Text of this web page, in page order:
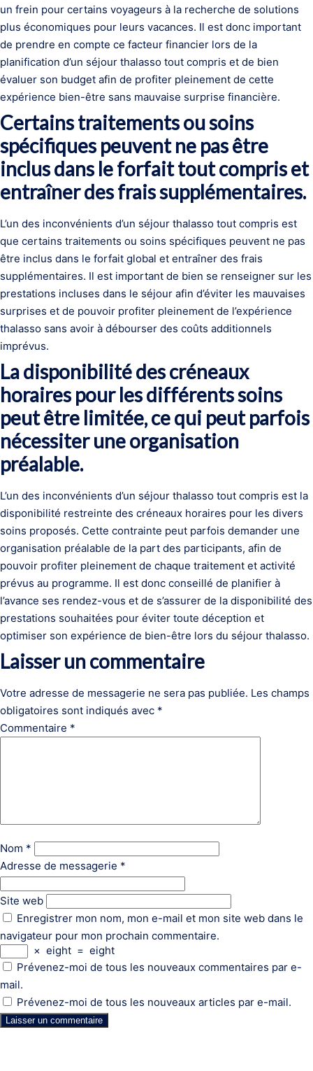
un frein pour certains voyageurs à la recherche de solutions
plus économiques pour leurs vacances. Il est donc important
de prendre en compte ce facteur financier lors de la
planification d’un séjour thalasso tout compris et de bien
évaluer son budget afin de profiter pleinement de cette
expérience bien-être sans mauvaise surprise financière.
Certains traitements ou soins
spécifiques peuvent ne pas être
inclus dans le forfait tout compris et
entraîner des frais supplémentaires.
L’un des inconvénients d’un séjour thalasso tout compris est
que certains traitements ou soins spécifiques peuvent ne pas
être inclus dans le forfait global et entraîner des frais
supplémentaires. Il est important de bien se renseigner sur les
prestations incluses dans le séjour afin d’éviter les mauvaises
surprises et de pouvoir profiter pleinement de l’expérience
thalasso sans avoir à débourser des coûts additionnels
imprévus.
La disponibilité des créneaux
horaires pour les différents soins
peut être limitée, ce qui peut parfois
nécessiter une organisation
préalable.
L’un des inconvénients d’un séjour thalasso tout compris est la
disponibilité restreinte des créneaux horaires pour les divers
soins proposés. Cette contrainte peut parfois demander une
organisation préalable de la part des participants, afin de
pouvoir profiter pleinement de chaque traitement et activité
prévus au programme. Il est donc conseillé de planifier à
l’avance ses rendez-vous et de s’assurer de la disponibilité des
prestations souhaitées pour éviter toute déception et
optimiser son expérience de bien-être lors du séjour thalasso.
Laisser un commentaire
Votre adresse de messagerie ne sera pas publiée. Les champs
obligatoires sont indiqués avec *
Commentaire *
Nom *
Adresse de messagerie *
Site web
Enregistrer mon nom, mon e-mail et mon site web dans le
navigateur pour mon prochain commentaire.
× eight = eight
Prévenez-moi de tous les nouveaux commentaires par e-
mail.
Prévenez-moi de tous les nouveaux articles par e-mail.